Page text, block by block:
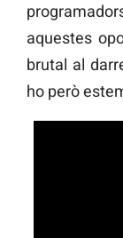
aquestes
brutal al
ho però